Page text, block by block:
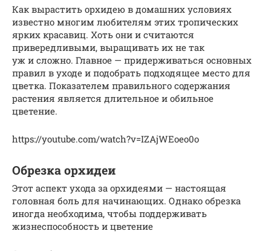
Как вырастить орхидею в домашних условиях
известно многим любителям этих тропических
ярких красавиц. Хоть они и считаются
привередливыми, выращивать их не так
уж и сложно. Главное — придерживаться основных
правил в уходе и подобрать подходящее место для
цветка. Показателем правильного содержания
растения является длительное и обильное
цветение.
https://youtube.com/watch?v=IZAjWEoeo0o
Обрезка орхидеи
Этот аспект ухода за орхидеями — настоящая
головная боль для начинающих. Однако обрезка
иногда необходима, чтобы поддерживать
жизнеспособность и цветение